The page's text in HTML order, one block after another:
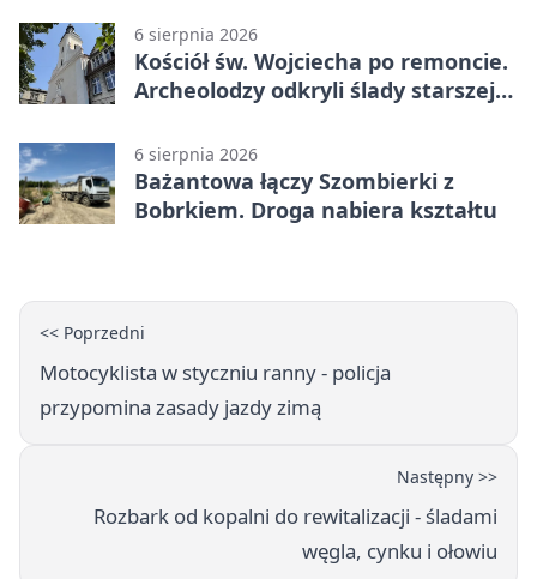
6 sierpnia 2026
Kościół św. Wojciecha po remoncie.
Archeolodzy odkryli ślady starszej
6 sierpnia 2026
Bażantowa łączy Szombierki z
Bobrkiem. Droga nabiera kształtu
<< Poprzedni
Motocyklista w styczniu ranny - policja
przypomina zasady jazdy zimą
Następny >>
Rozbark od kopalni do rewitalizacji - śladami
węgla, cynku i ołowiu